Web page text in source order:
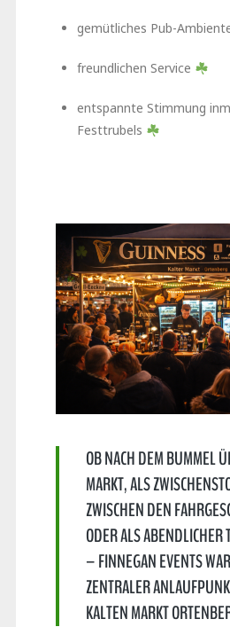
gemütliches Pub-
freundlichen Service
entspannte Stimmung
Festtrubels
OB NACH DEM BUMMEL
MARKT, ALS
ZWISCHEN DEN
ODER ALS ABENDLICHER
– FINNEGAN EVENTS
ZENTRALER
KALTEN MARKT